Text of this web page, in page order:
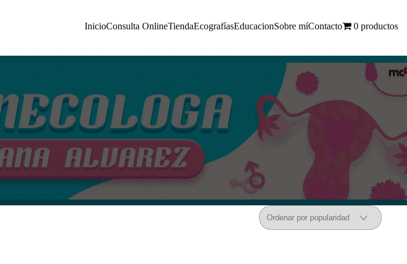
InicioConsulta OnlineTiendaEcografíasEducacionSobre míContacto 0 productos